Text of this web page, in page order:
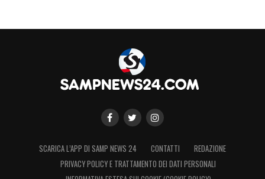
SCARICA L’APP DI SAMP NEWS 24 CONTATTI
REDAZIONE
PRIVACY POLICY E TRATTAMENTO DEI DATI PERSONALI